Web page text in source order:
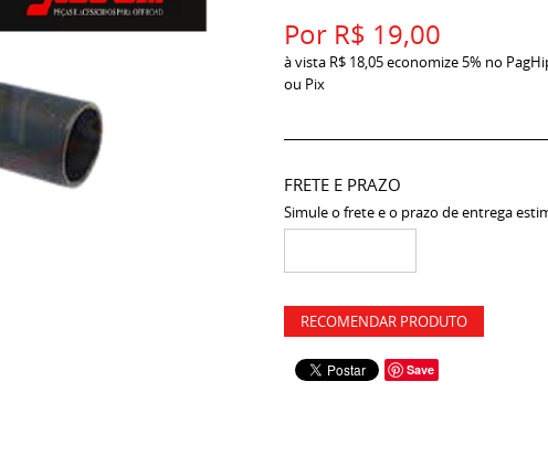
Por R$ 19,00
à vista R$ 18,05economize 5% no
ou Pix
FRETE E PRAZO
Simule o frete e o prazo de entrega
RECOMENDAR PRODUTO
Save